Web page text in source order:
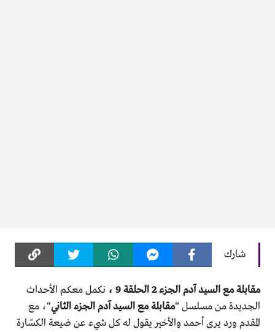
شارك
مقابلة مع السيد آدم الجزء 2 الحلقة 9 ،
نكمل معكم الأحداث
الجديدة من مسلسل “مقابلة مع السيد آدم الجزء الثاني“، مع
المقدم ورد يرى أحمد والأخير يقول له كل شيء عن ضيعة الكسّارة